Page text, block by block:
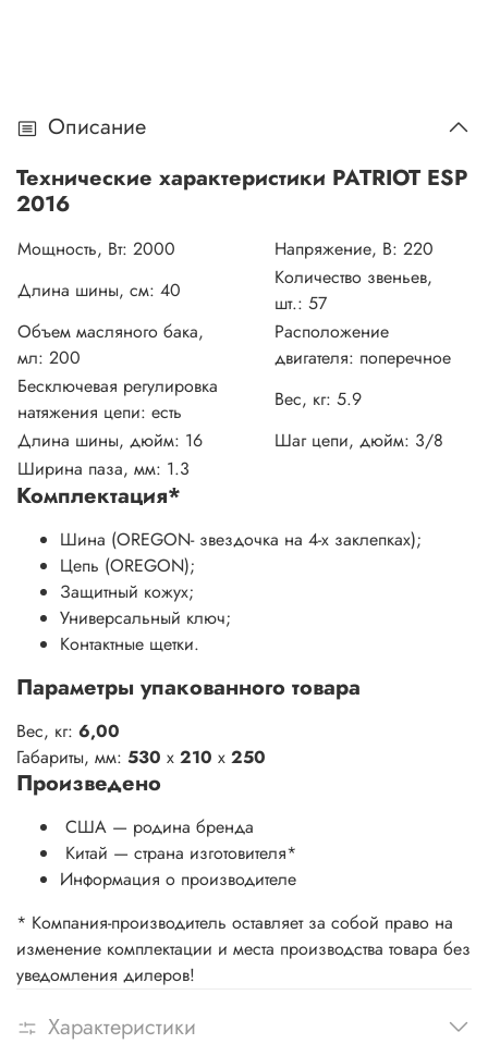
Описание
Технические характеристики PATRIOT ESP
2016
Мощность, Вт: 2000 Напряжение, В: 220
Длина шины, см: 40
Количество звеньев,
шт.: 57
Объем масляного бака,
мл: 200
Расположение
двигателя: поперечное
Бесключевая регулировка
натяжения цепи: есть
Вес, кг: 5.9
Длина шины, дюйм: 16 Шаг цепи, дюйм: 3/8
Ширина паза, мм: 1.3
Комплектация*
Шина (OREGON- звездочка на 4-х заклепках);
Цепь (OREGON);
Защитный кожух;
Универсальный ключ;
Контактные щетки.
Параметры упакованного товара
Вес, кг: 6,00
Габариты, мм: 530 x 210 x 250
Произведено
США — родина бренда
Китай — страна изготовителя*
Информация о производителе
* Компания-производитель оставляет за собой право на
изменение комплектации и места производства товара без
уведомления дилеров!
Характеристики